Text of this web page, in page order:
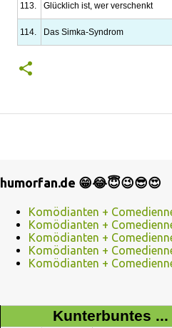
113. Glücklich ist, wer verschenkt
114. Das Simka-Syndrom
humorfan.de 😁😂😇😉😎😍
Komödianten +
Komödianten +
Komödianten +
Komödianten +
Komödianten +
Kunterbuntes ...